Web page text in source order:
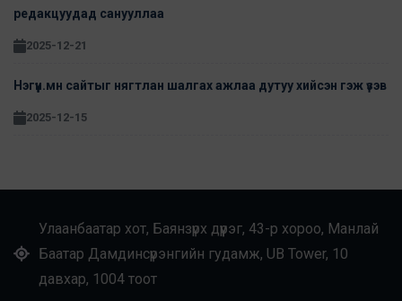
редакцуудад санууллаа
2025-12-21
Нэгүүн.мн сайтыг нягтлан шалгах ажлаа дутуу хийсэн гэж үзэв
2025-12-15
Улаанбаатар хот, Баянзүрх дүүрэг, 43-р хороо, Манлай
Баатар Дамдинсүрэнгийн гудамж, UB Tower, 10
давхар, 1004 тоот